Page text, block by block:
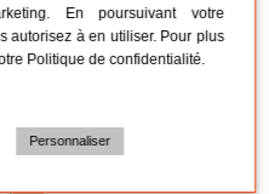
En poursuivant votre
autorisez à en utiliser. Pour plus
Politique de confidentialité
Personnaliser